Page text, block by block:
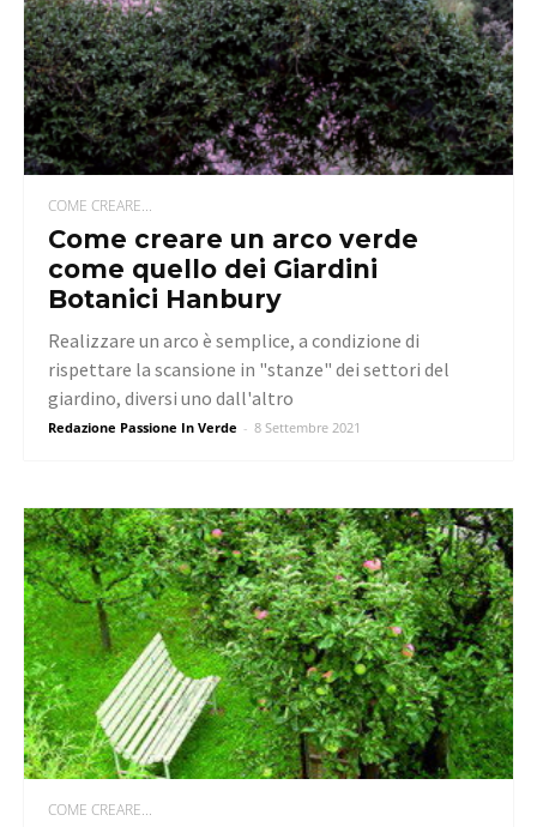
COME CREARE...
Come creare un arco verde
come quello dei Giardini
Botanici Hanbury
Redazione Passione In Verde - 8 Settembre 2021
Realizzare un arco è semplice, a condizione di
rispettare la scansione in "stanze" dei settori del
giardino, diversi uno dall'altro
COME CREARE...